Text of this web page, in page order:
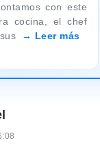
con este
cocina, el chef
Leer más